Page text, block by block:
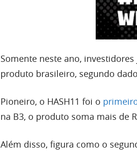
Somente neste ano,
produto brasileiro, segundo
Pioneiro, o HASH11 foi o
na B3, o produto soma mais de
Além disso, figura como o